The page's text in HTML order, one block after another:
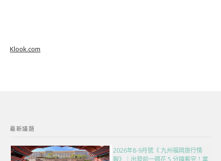
Klook.com
最新議題
2026年8-9月號《 九州福岡旅行情
報》｜出發前一週花 5 分鐘看完！掌